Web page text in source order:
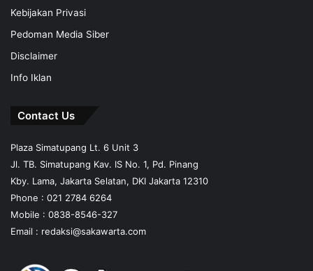
Kebijakan Privasi
Pedoman Media Siber
Disclaimer
Info Iklan
Contact Us
Plaza Simatupang Lt. 6 Unit 3
Jl. TB. Simatupang Kav. IS No. 1, Pd. Pinang
Kby. Lama, Jakarta Selatan, DKI Jakarta 12310
Phone : 021 2784 6264
Mobile : 0838-8546-327
Email : redaksi@sakawarta.com